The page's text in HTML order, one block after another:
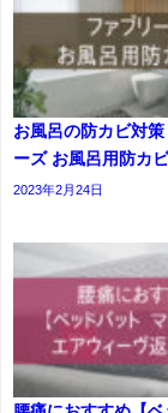
お風呂の防カビ対策
ーズ お風呂用防カビ
2023年2月24日